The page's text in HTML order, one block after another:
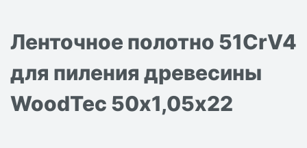
Ленточное полотно 51CrV4
для пиления древесины
WoodTec 50х1,05х22